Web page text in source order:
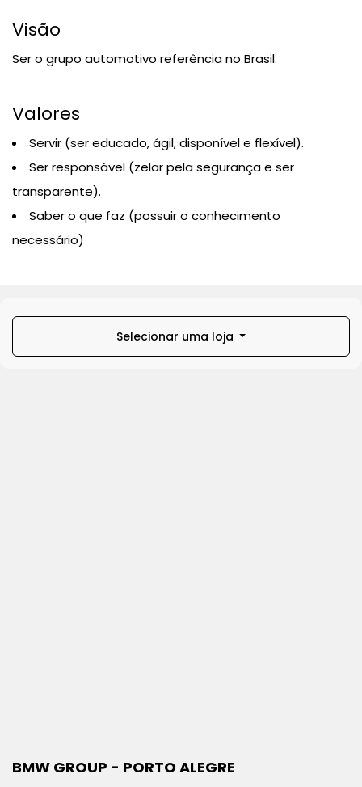
Visão
Ser o grupo automotivo referência no Brasil.
Valores
Servir (ser educado, ágil, disponível e flexível).
Ser responsável (zelar pela segurança e ser
transparente).
Saber o que faz (possuir o conhecimento
necessário)
Selecionar uma loja
BMW GROUP - PORTO ALEGRE